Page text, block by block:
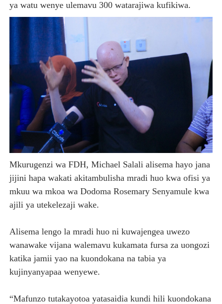
ya watu wenye ulemavu 300 watarajiwa kufikiwa.
Mkurugenzi wa FDH, Michael Salali alisema hayo jana
jijini hapa wakati akitambulisha mradi huo kwa ofisi ya
mkuu wa mkoa wa Dodoma Rosemary Senyamule kwa
ajili ya utekelezaji wake.
Alisema lengo la mradi huo ni kuwajengea uwezo
wanawake vijana walemavu kukamata fursa za uongozi
katika jamii yao na kuondokana na tabia ya
kujinyanyapaa wenyewe.
“Mafunzo tutakayotoa yatasaidia kundi hili kuondokana